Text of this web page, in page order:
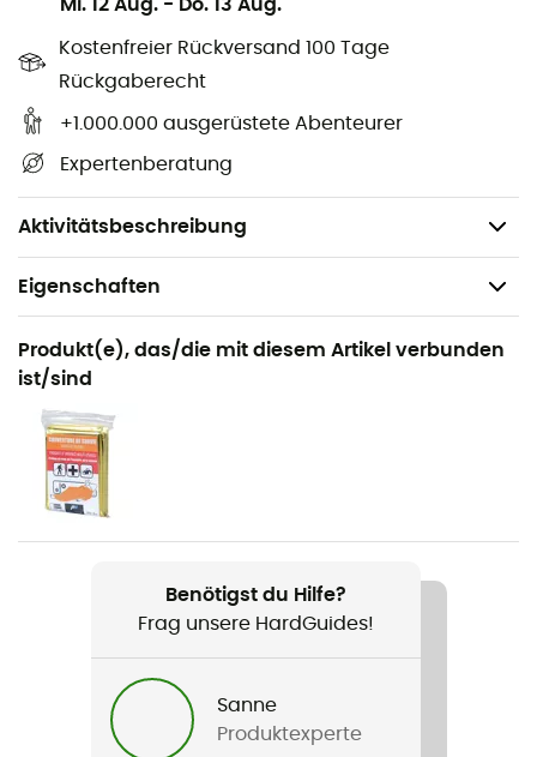
Mi. 12 Aug. - Do. 13 Aug.
Kostenfreier Rückversand 100 Tage
Rückgaberecht
+1.000.000 ausgerüstete Abenteurer
Expertenberatung
Aktivitätsbeschreibung
schätzen, das sich an jede Hand anpasst.
Eigenschaften
Verkauft im Paar,
Guidetti-Referenz: A1036.
Eigenschaften
Geeignet für
Nordic Walking / Trailrunning
Geschlecht
Herren / Damen
Produkt
Gantelets détachables + (la paire)
Produkt(e), das/die mit diesem Artikel verbunden
ist/sind
Benötigst du Hilfe?
Frag unsere HardGuides!
Sanne
Produktexperte